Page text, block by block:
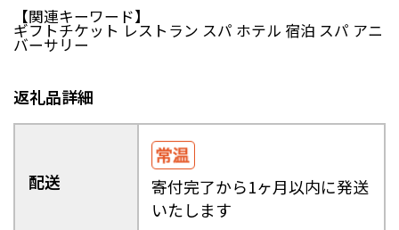
四国エリア
九州エリア
壱岐市（長崎県）西海市（長崎県）
宇城市（熊本県）指宿市（鹿児島県）
【関連キーワード】
ギフトチケット レストラン スパ ホテル 宿泊 スパ アニ
バーサリー
返礼品詳細
配送
寄付完了から1ヶ月以内に発送
いたします